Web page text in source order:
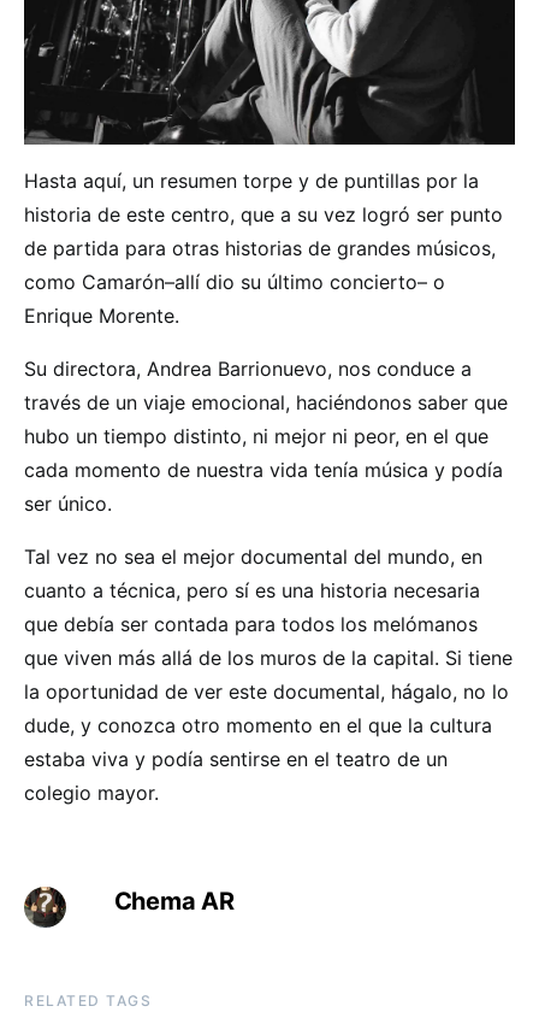
Hasta aquí, un resumen torpe y de puntillas por la
historia de este centro, que a su vez logró ser punto
de partida para otras historias de grandes músicos,
como Camarón–allí dio su último concierto– o
Enrique Morente.
Su directora, Andrea Barrionuevo, nos conduce a
través de un viaje emocional, haciéndonos saber que
hubo un tiempo distinto, ni mejor ni peor, en el que
cada momento de nuestra vida tenía música y podía
ser único.
Tal vez no sea el mejor documental del mundo, en
cuanto a técnica, pero sí es una historia necesaria
que debía ser contada para todos los melómanos
que viven más allá de los muros de la capital. Si tiene
la oportunidad de ver este documental, hágalo, no lo
dude, y conozca otro momento en el que la cultura
estaba viva y podía sentirse en el teatro de un
colegio mayor.
Chema AR
RELATED TAGS